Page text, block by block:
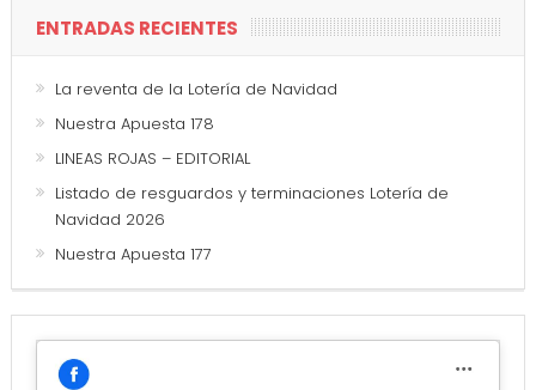
ENTRADAS RECIENTES
La reventa de la Lotería de Navidad
Nuestra Apuesta 178
LINEAS ROJAS – EDITORIAL
Listado de resguardos y terminaciones Lotería de
Navidad 2026
Nuestra Apuesta 177